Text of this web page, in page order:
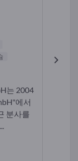
는 2004
에서
분사를